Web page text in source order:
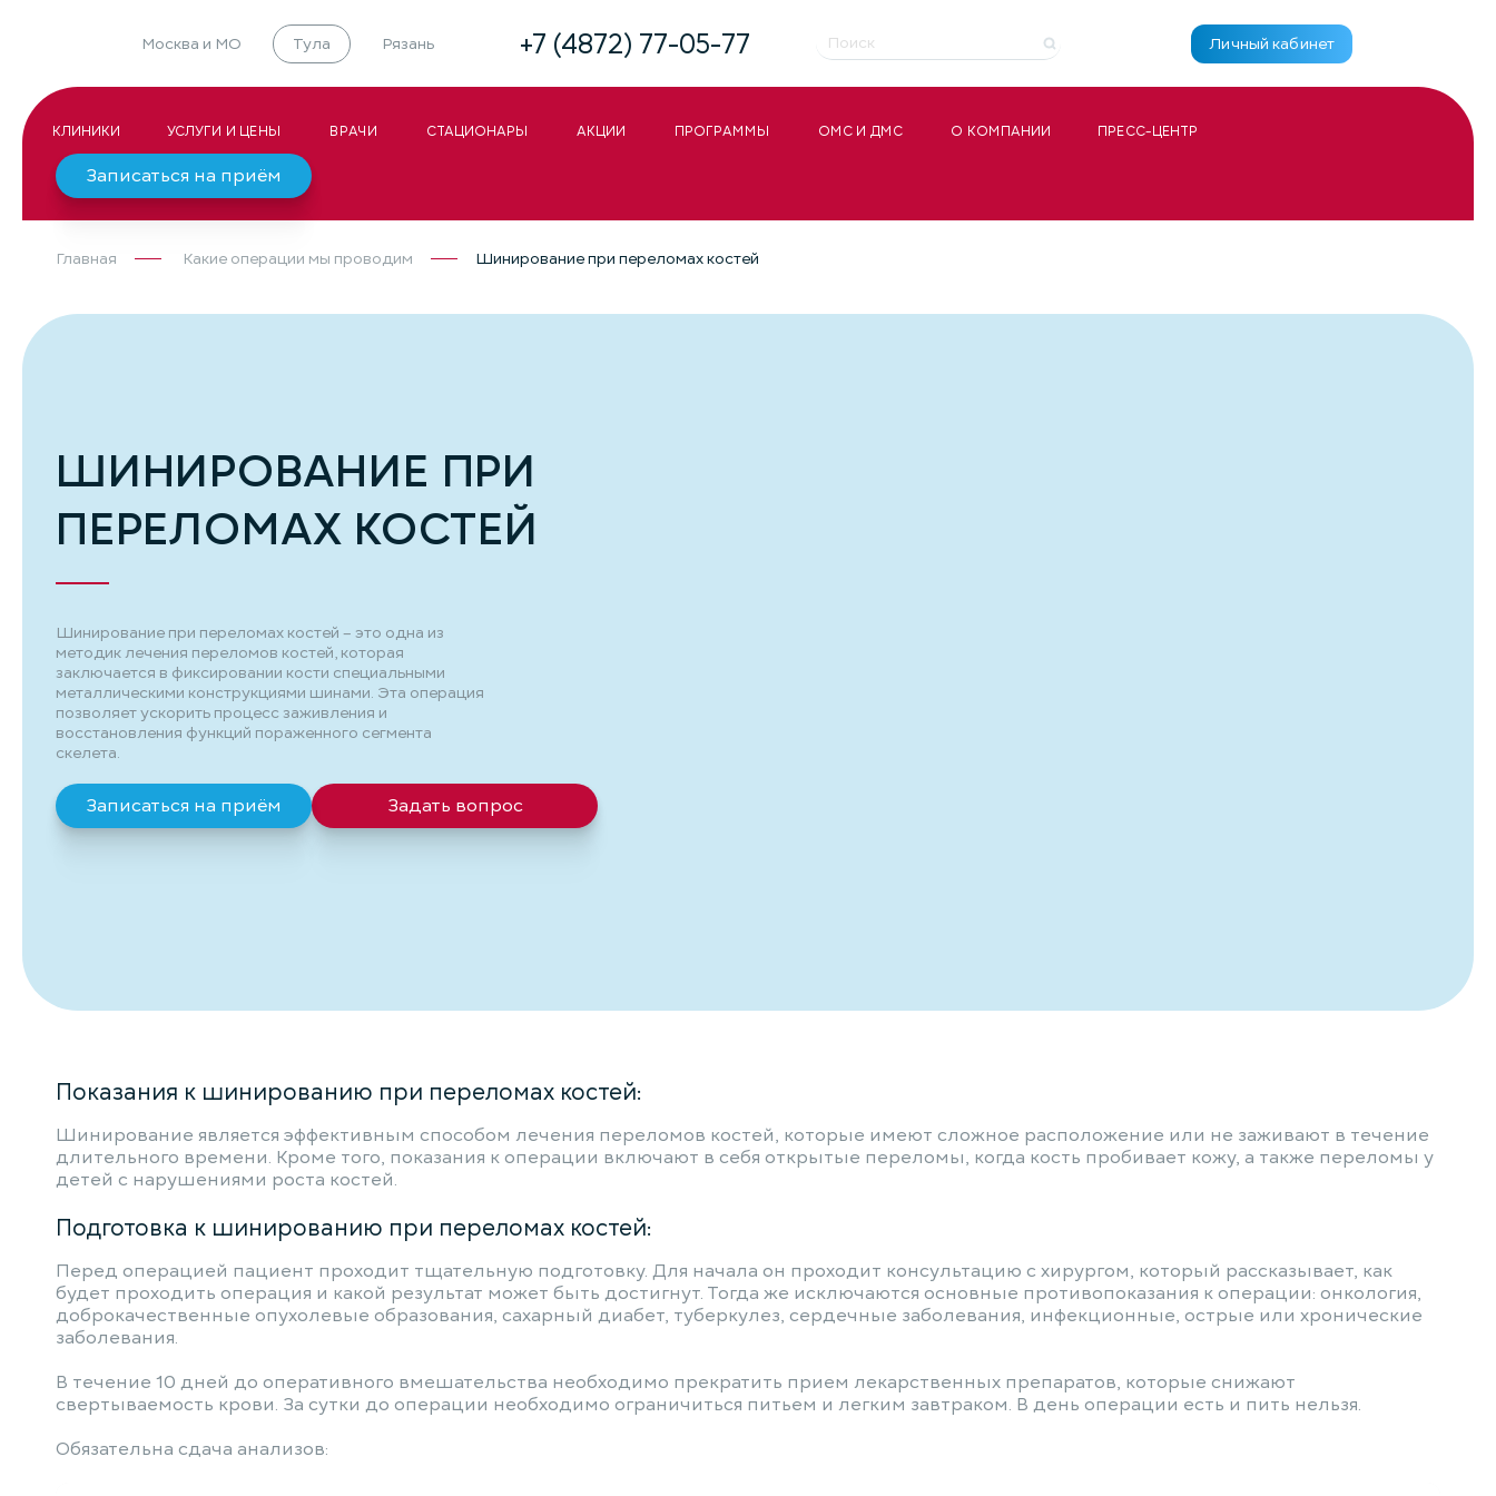
Москва и МО Тула Рязань +7 (4872) 77-05-77 Личный кабинет
КЛИНИКИ УСЛУГИ И ЦЕНЫ ВРАЧИ СТАЦИОНАРЫ АКЦИИ ПРОГРАММЫ ОМС И ДМС О КОМПАНИИ ПРЕСС-ЦЕНТР
Записаться на приём
Главная Какие операции мы проводим Шинирование при переломах костей
ШИНИРОВАНИЕ ПРИ
ПЕРЕЛОМАХ КОСТЕЙ
Шинирование при переломах костей – это одна из
методик лечения переломов костей, которая
заключается в фиксировании кости специальными
металлическими конструкциями шинами. Эта операция
позволяет ускорить процесс заживления и
восстановления функций пораженного сегмента
скелета.
Записаться на приём Задать вопрос
Показания к шинированию при переломах костей:
Шинирование является эффективным способом лечения переломов костей, которые имеют сложное расположение или не заживают в течение
длительного времени. Кроме того, показания к операции включают в себя открытые переломы, когда кость пробивает кожу, а также переломы у
детей с нарушениями роста костей.
Подготовка к шинированию при переломах костей:
Перед операцией пациент проходит тщательную подготовку. Для начала он проходит консультацию с хирургом, который рассказывает, как
будет проходить операция и какой результат может быть достигнут. Тогда же исключаются основные противопоказания к операции: онкология,
доброкачественные опухолевые образования, сахарный диабет, туберкулез, сердечные заболевания, инфекционные, острые или хронические
заболевания.
В течение 10 дней до оперативного вмешательства необходимо прекратить прием лекарственных препаратов, которые снижают
свертываемость крови. За сутки до операции необходимо ограничиться питьем и легким завтраком. В день операции есть и пить нельзя.
Обязательна сдача анализов: